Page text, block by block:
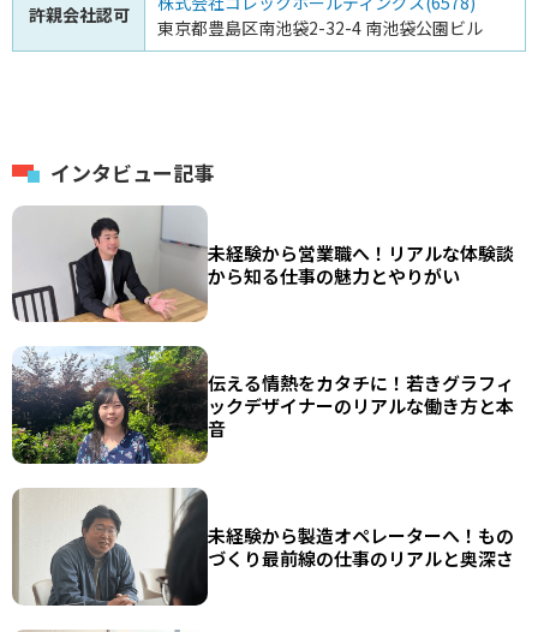
許親会社認可
東京都豊島区南池袋2-32-4 南池袋公園ビル
インタビュー記事
未経験から営業職へ！リアルな体験談
から知る仕事の魅力とやりがい
伝える情熱をカタチに！若きグラフィ
ックデザイナーのリアルな働き方と本
音
未経験から製造オペレーターへ！もの
づくり最前線の仕事のリアルと奥深さ